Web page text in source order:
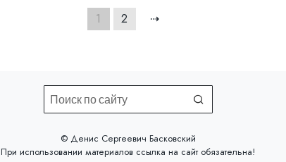
1 2 ⇢
©️ Денис Сергеевич Басковский
При использовании материалов ссылка на сайтобязательна!